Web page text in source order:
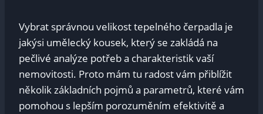
Vybrat správnou velikost tepelného čerpadla je
jakýsi umělecký kousek, který se zakládá na
pečlivé analýze potřeb a charakteristik vaší
nemovitosti. Proto mám tu radost vám přiblížit
několik základních pojmů a parametrů, které vám
pomohou s lepším porozuměním efektivitě a